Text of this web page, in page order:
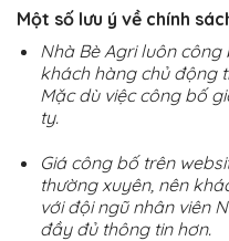
Một số lưu ý về chính
Nhà Bè Agri luôn
khách hàng chủ động
Mặc dù việc công bố
ty.
Giá công bố trên
thường xuyên, nên
với đội ngũ nhân viên
đầy đủ thông tin hơn.